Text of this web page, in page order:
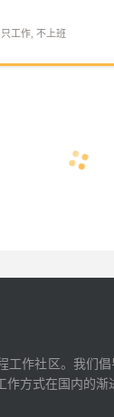
只工作, 不上班
工作社区。我们
方式在国内的渐